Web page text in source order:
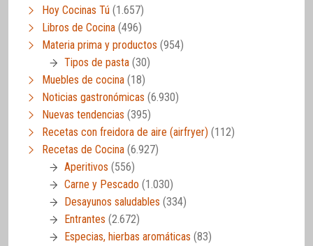
Hoy Cocinas Tú (1.657)
Libros de Cocina (496)
Materia prima y productos (954)
Tipos de pasta (30)
Muebles de cocina (18)
Noticias gastronómicas (6.930)
Nuevas tendencias (395)
Recetas con freidora de aire (airfryer) (112)
Recetas de Cocina (6.927)
Aperitivos (556)
Carne y Pescado (1.030)
Desayunos saludables (334)
Entrantes (2.672)
Especias, hierbas aromáticas (83)